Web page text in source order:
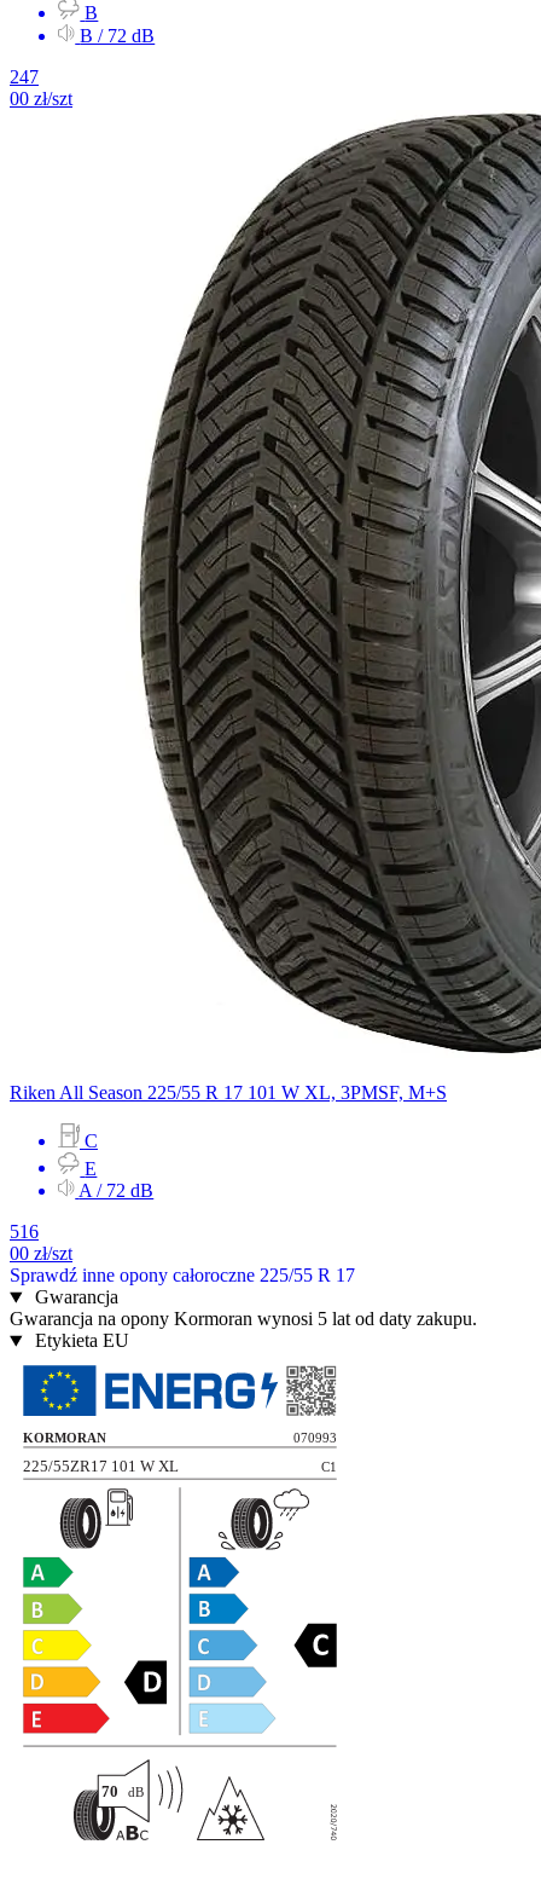
B
B / 72 dB
247
00 zł/szt
Riken All Season 225/55 R 17 101 W XL, 3PMSF, M+S
C
E
A / 72 dB
516
00 zł/szt
Sprawdź inne opony całoroczne 225/55 R 17
Gwarancja
Gwarancja na opony Kormoran wynosi 5 lat od daty zakupu.
Etykieta EU